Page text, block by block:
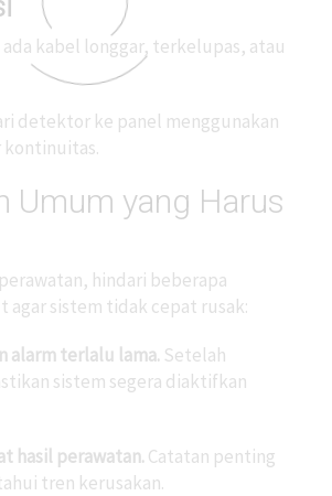
kabel longgar, terkelupas, atau
detektor ke panel menggunakan
Umum yang Harus
hindari beberapa
agar sistem tidak cepat rusak:
alarm terlalu lama. Setelah
sistem segera diaktifkan
hasil perawatan.Catatan penting
tren kerusakan.